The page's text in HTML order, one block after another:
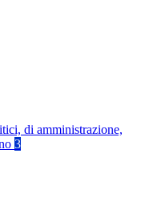
di amministrazione,
3